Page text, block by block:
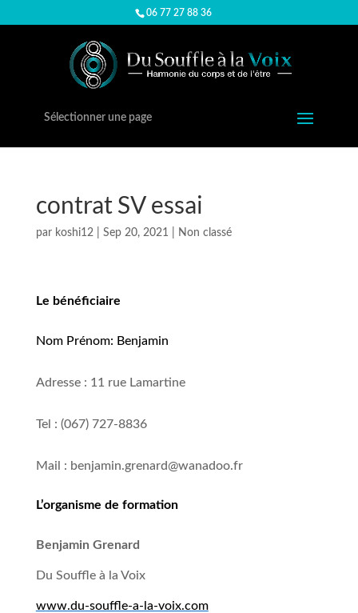
06 77 27 88 36
Sélectionner une page
contrat SV essai
par koshi12| Sep 20, 2021 Non classé
Le bénéficiaire
Nom Prénom: Benjamin
Adresse : 11 rue Lamartine
Tel : (067) 727-8836
Mail : benjamin.grenard@wanadoo.fr
L’organisme de formation
Benjamin Grenard
Du Souffle à la Voix
www.du-souffle-a-la-voix.com